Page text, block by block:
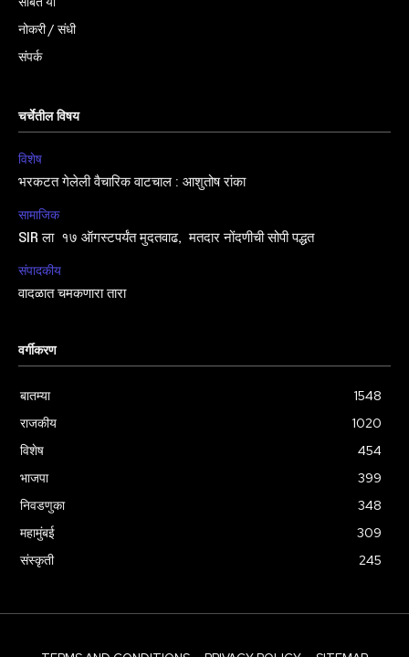
नोकरी / संधी
संपर्क
चर्चेतील विषय
विशेष
भरकटत गेलेली वैचारिक वाटचाल : आशुतोष रांका
सामाजिक
SIR ला १७ ऑगस्टपर्यंत मुदतवाढ, मतदार नोंदणीची सोपी पद्धत
संपादकीय
वादळात चमकणारा तारा
वर्गीकरण
बातम्या
1548
राजकीय
1020
विशेष
454
भाजपा
399
निवडणुका
348
महामुंबई
309
संस्कृती
245